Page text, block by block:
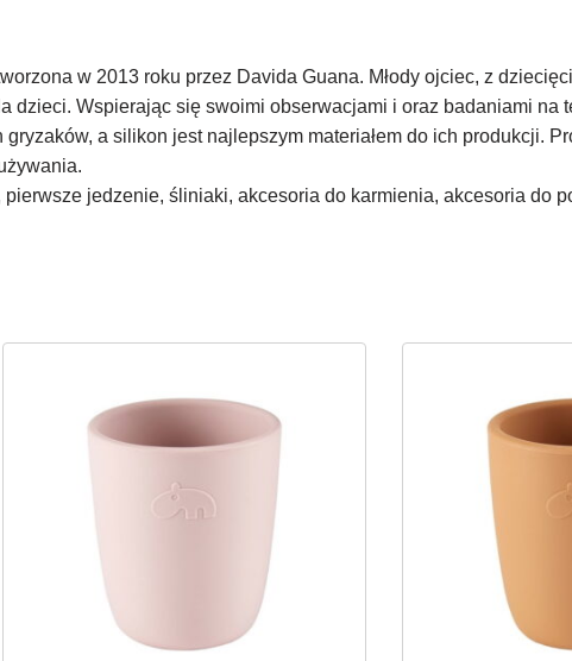
w 2013 roku przez Davida Guana. Młody ojciec, z
dzieci. Wspierając się swoimi obserwacjami i oraz badaniami
a silikon jest najlepszym materiałem do ich produkcji.
jedzenie, śliniaki, akcesoria do karmienia, akcesoria do